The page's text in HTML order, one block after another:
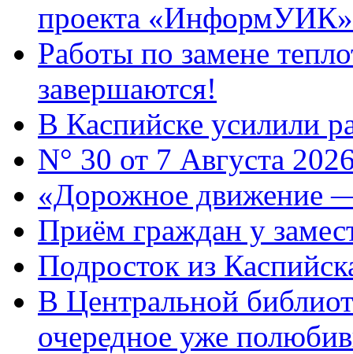
проекта «ИнформУИК»
Работы по замене
завершаются!
В Каспийске усилили
N° 30 от 7 Августа
«Дорожное движение
Приём граждан у
Подросток из
В Центральной
очередное уже